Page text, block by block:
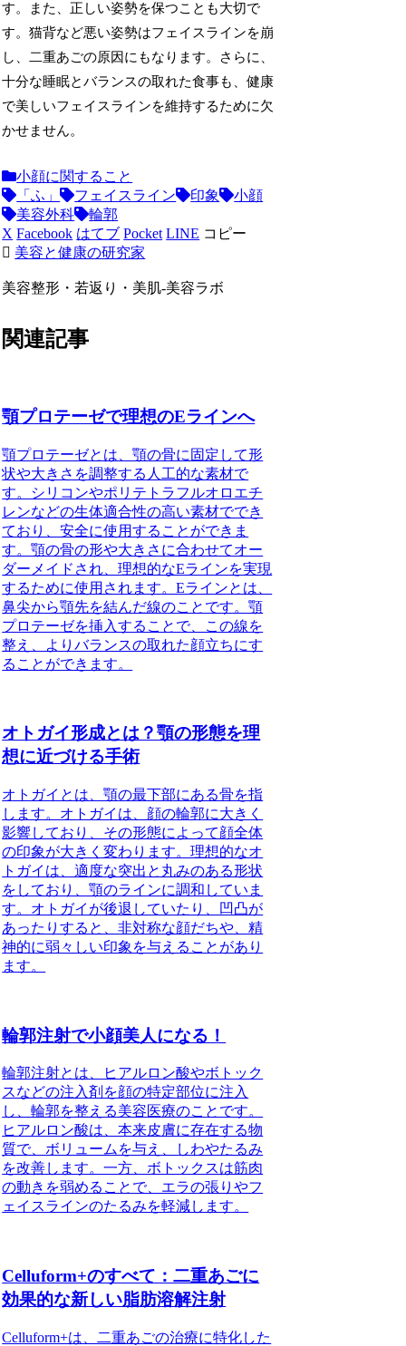
す。また、正しい姿勢を保つことも大切で
す。猫背など悪い姿勢はフェイスラインを崩
し、二重あごの原因にもなります。さらに、
十分な睡眠とバランスの取れた食事も、健康
で美しいフェイスラインを維持するために欠
かせません。
小顔に関すること
「ふ」
フェイスライン 印象
小顔
美容外科
輪郭
X Facebook はてブ Pocket LINE コピー
美容と健康の研究家
美容整形・若返り・美肌-美容ラボ
関連記事
顎プロテーゼで理想のEラインへ
顎プロテーゼとは、顎の骨に固定して形
状や大きさを調整する人工的な素材で
す。シリコンやポリテトラフルオロエチ
レンなどの生体適合性の高い素材ででき
ており、安全に使用することができま
す。顎の骨の形や大きさに合わせてオー
ダーメイドされ、理想的なEラインを実現
するために使用されます。Eラインとは、
鼻尖から顎先を結んだ線のことです。顎
プロテーゼを挿入することで、この線を
整え、よりバランスの取れた顔立ちにす
ることができます。
オトガイ形成とは？顎の形態を理
想に近づける手術
オトガイとは、顎の最下部にある骨を指
します。オトガイは、顔の輪郭に大きく
影響しており、その形態によって顔全体
の印象が大きく変わります。理想的なオ
トガイは、適度な突出と丸みのある形状
をしており、顎のラインに調和していま
す。オトガイが後退していたり、凹凸が
あったりすると、非対称な顔だちや、精
神的に弱々しい印象を与えることがあり
ます。
輪郭注射で小顔美人になる！
輪郭注射とは、ヒアルロン酸やボトック
スなどの注入剤を顔の特定部位に注入
し、輪郭を整える美容医療のことです。
ヒアルロン酸は、本来皮膚に存在する物
質で、ボリュームを与え、しわやたるみ
を改善します。一方、ボトックスは筋肉
の動きを弱めることで、エラの張りやフ
ェイスラインのたるみを軽減します。
Celluform+のすべて：二重あごに
効果的な新しい脂肪溶解注射
Celluform+は、二重あごの治療に特化した